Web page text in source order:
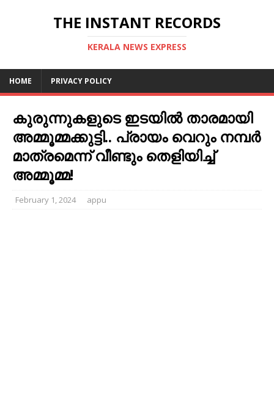
THE INSTANT RECORDS
KERALA NEWS EXPRESS
HOME PRIVACY POLICY
കുരുന്നുകളുടെ ഇടയിൽ താരമായി
അമ്മൂമ്മക്കുട്ടി.. പ്രായം വെറും നമ്പർ
മാത്രമെന്ന് വീണ്ടും തെളിയിച്ച്
അമ്മൂമ്മ!
February 1, 2024 appu